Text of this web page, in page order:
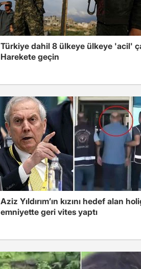
Türkiye dahil 8 ülkeye ülkeye 'acil'
Harekete geçin
Aziz Yıldırım’ın kızını hedef alan
emniyette geri vites yaptı